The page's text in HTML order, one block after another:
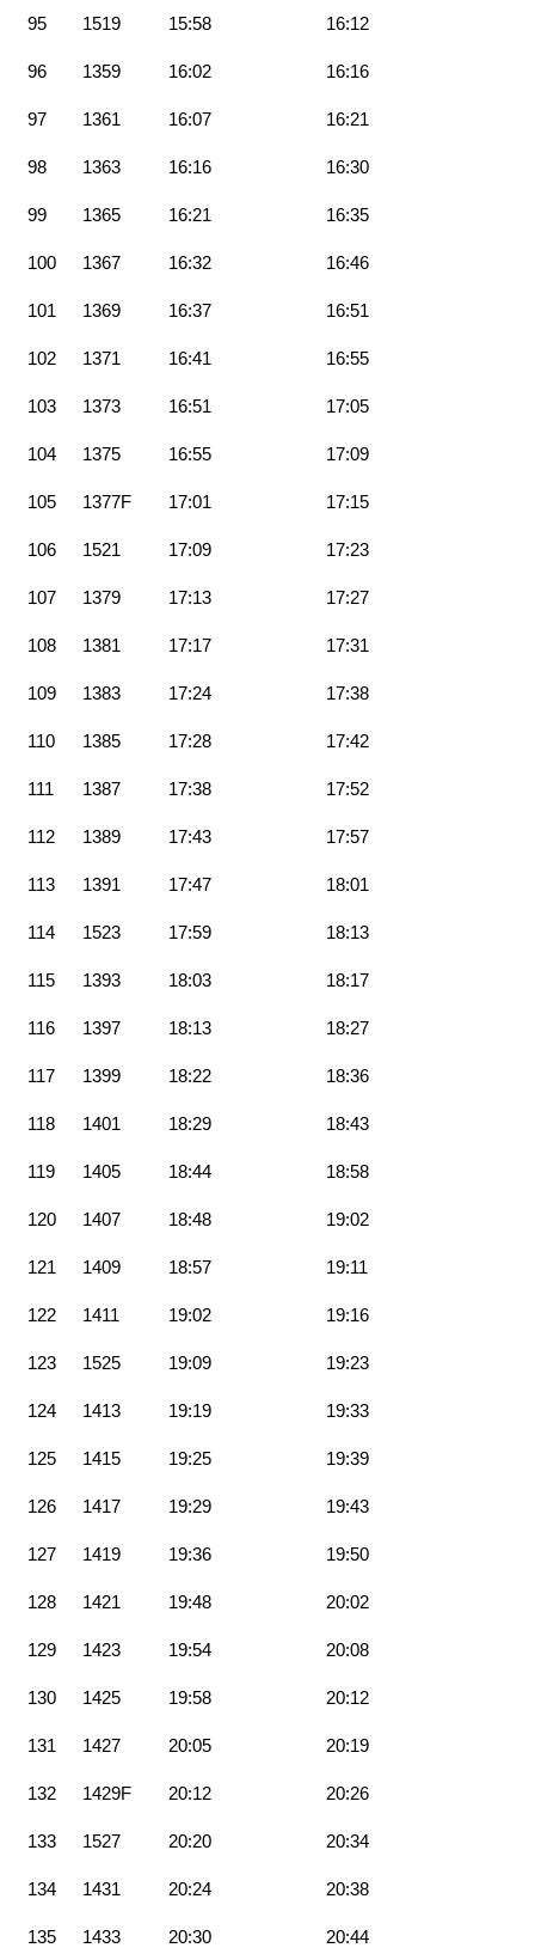
95 1519 15:58 16:12
96 1359 16:02 16:16
97 1361 16:07 16:21
98 1363 16:16 16:30
99 1365 16:21 16:35
100 1367 16:32 16:46
101 1369 16:37 16:51
102 1371 16:41 16:55
103 1373 16:51 17:05
104 1375 16:55 17:09
105 1377F 17:01 17:15
106 1521 17:09 17:23
107 1379 17:13 17:27
108 1381 17:17 17:31
109 1383 17:24 17:38
110 1385 17:28 17:42
111 1387 17:38 17:52
112 1389 17:43 17:57
113 1391 17:47 18:01
114 1523 17:59 18:13
115 1393 18:03 18:17
116 1397 18:13 18:27
117 1399 18:22 18:36
118 1401 18:29 18:43
119 1405 18:44 18:58
120 1407 18:48 19:02
121 1409 18:57 19:11
122 1411 19:02 19:16
123 1525 19:09 19:23
124 1413 19:19 19:33
125 1415 19:25 19:39
126 1417 19:29 19:43
127 1419 19:36 19:50
128 1421 19:48 20:02
129 1423 19:54 20:08
130 1425 19:58 20:12
131 1427 20:05 20:19
132 1429F 20:12 20:26
133 1527 20:20 20:34
134 1431 20:24 20:38
135 1433 20:30 20:44